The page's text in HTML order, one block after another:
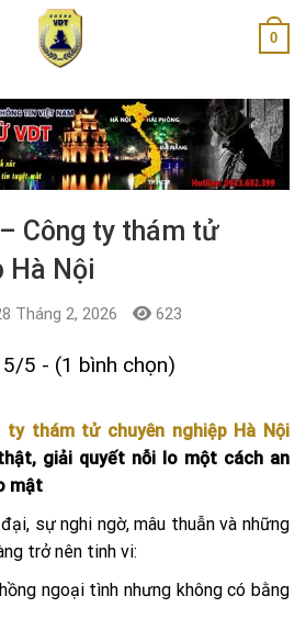
0
Công ty thám tử
Hà Nội
Tháng 2, 2026 623
5/5 - (1 bình chọn)
ty thám tử chuyên nghiệp Hà Nội
giải quyết nỗi lo một cách an
mật
sự nghi ngờ, mâu thuẫn và những
trở nên tinh vi:
ngoại tình nhưng không có bằng